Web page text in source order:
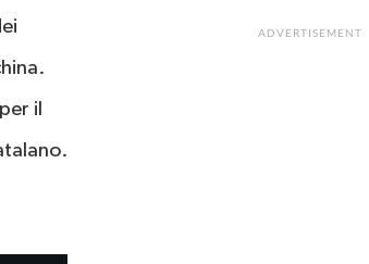
il
ADVERTISEMENT